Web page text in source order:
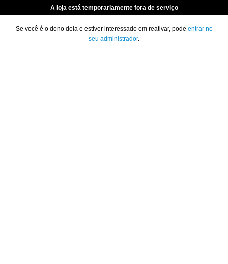
A loja está temporariamente fora de serviço
Se você é o dono dela e estiver interessado em reativar, pode entrar no
seu administrador.